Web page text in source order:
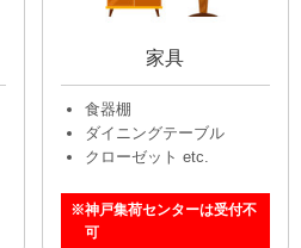
家具
食器棚
ダイニングテーブル
クローゼット etc.
※神戸集荷センターは受付不
可